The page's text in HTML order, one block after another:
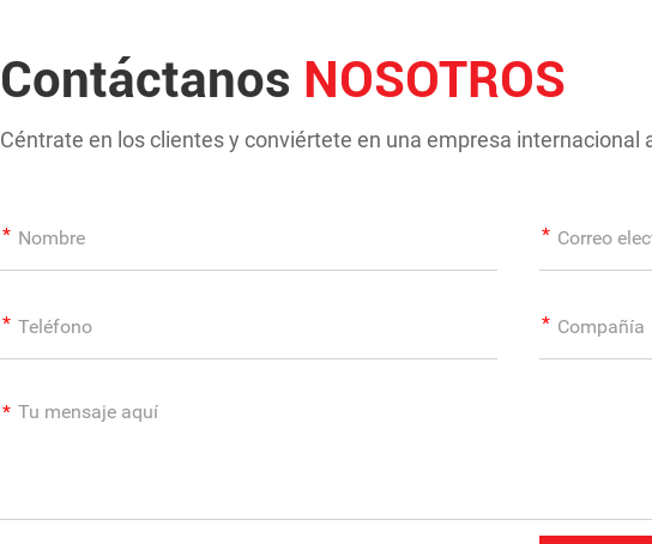
Contáctanos NOSOTROS
Céntrate en los clientes y conviértete en una empresa internacional